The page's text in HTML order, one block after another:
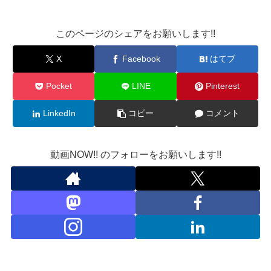
このページのシェアをお願いします!!
X Facebook はてブ
Pocket LINE Pinterest
LinkedIn コピー コメント
動画NOW!! のフォローをお願いします!!